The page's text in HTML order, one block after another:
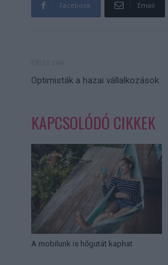
Facebook Email
Optimisták a hazai vállalkozások
KAPCSOLÓDÓ CIKKEK
A mobilunk is hőgutát kaphat